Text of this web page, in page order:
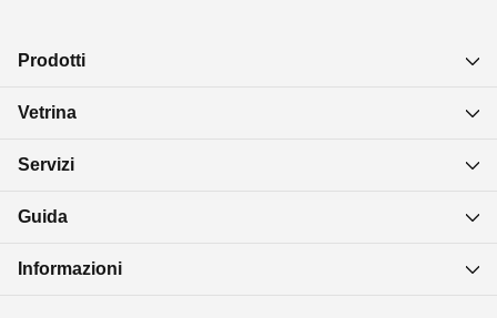
Prodotti
Vetrina
Servizi
Guida
Informazioni